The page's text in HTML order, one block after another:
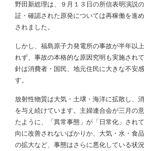
野田新総理は、９月１３日の所信表明演説
証・確認された原発については再稼働を進
されました。
しかし、福島原子力発電所の事故が半年以
れず、事故の本格的な原因究明も実施され
針は消費者・国民、地元住民に大きな不安
す。
放射性物質は大気・土壌・海洋に拡散し、
を与え続けています。主婦連合会が三月の
たように、「異常事態」が「日常化」され
向に改善されないばかりか、大気・水・食
の拡大など、事態はさらに悪化している状況